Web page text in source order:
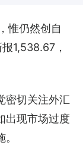
惟仍然创自
1,538.67，
密切关注外汇
出现市场过度